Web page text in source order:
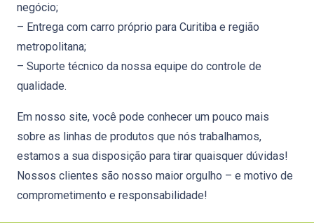
negócio;
– Entrega com carro próprio para Curitiba e região
metropolitana;
– Suporte técnico da nossa equipe do controle de
qualidade.
Em nosso site, você pode conhecer um pouco mais
sobre as linhas de produtos que nós trabalhamos,
estamos a sua disposição para tirar quaisquer dúvidas!
Nossos clientes são nosso maior orgulho – e motivo de
comprometimento e responsabilidade!